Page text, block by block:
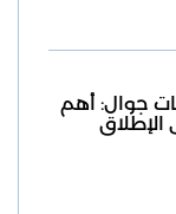
جوال: أهم
الإطلاق